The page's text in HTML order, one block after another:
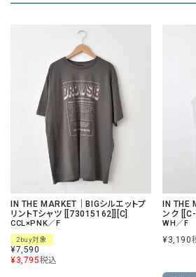
IN THE MARKET｜BIGシルエットプ
リントTシャツ [[73015162]][C]
CCL×PNK／F
2buy対象
¥7,590
¥3,795税込
IN THE
ンク
WH／F
¥3,190